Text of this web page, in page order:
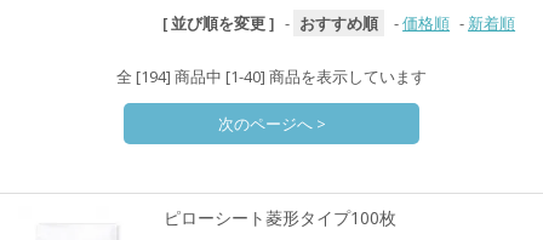
[ 並び順を変更 ] - おすすめ順 -価格順 - 新着順
全 [194] 商品中 [1-40] 商品を表示しています
次のページへ >
ピローシート菱形タイプ100枚